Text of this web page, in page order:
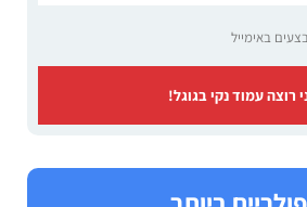
באימייל
רוצה עמוד נקי בגוגל!